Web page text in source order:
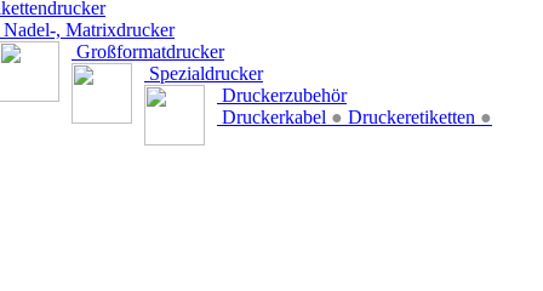
Nadel-, Matrixdrucker
Großformatdrucker
Spezialdrucker
Druckerzubehör
Druckerkabel ● Druckeretiketten ●